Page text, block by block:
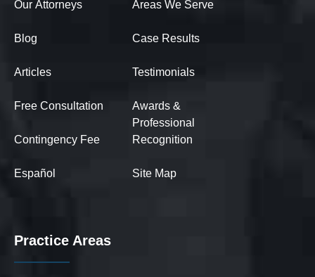
Our Attorneys
Blog
Articles
Free Consultation
Contingency Fee
Español
Areas We Serve
Case Results
Testimonials
Awards &
Professional
Recognition
Site Map
Practice Areas